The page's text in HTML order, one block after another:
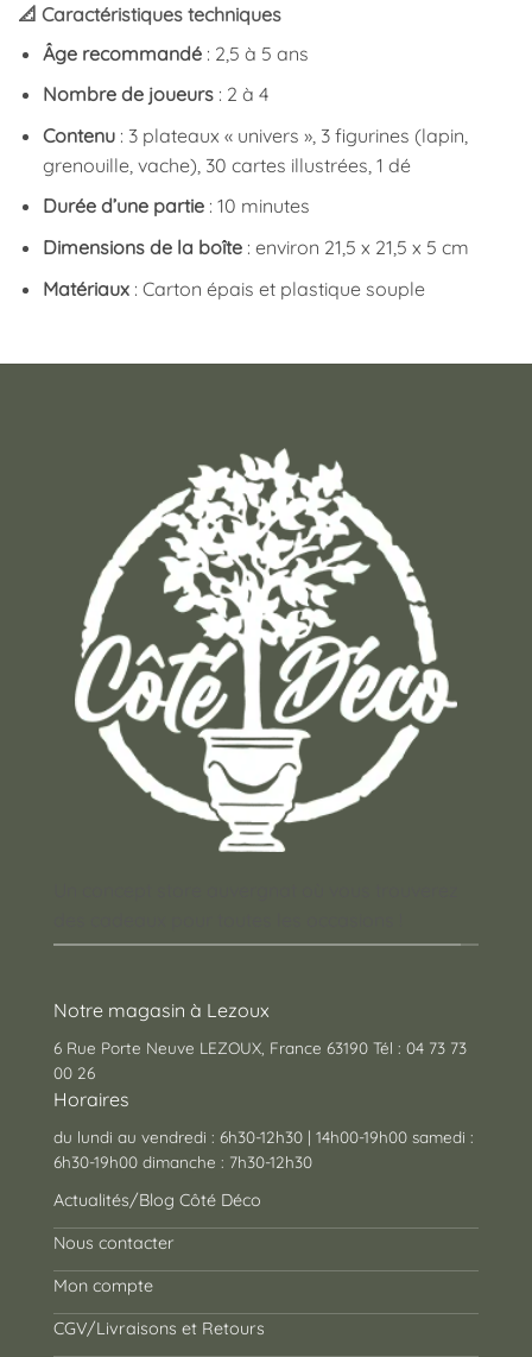
📐 Caractéristiques techniques
Âge recommandé: 2,5 à 5 ans
Nombre de joueurs: 2 à 4
Contenu: 3 plateaux « univers », 3 figurines (lapin,
grenouille, vache), 30 cartes illustrées, 1 dé
Durée d’une partie: 10 minutes
Dimensions de la boîte: environ 21,5 x 21,5 x 5 cm
Matériaux: Carton épais et plastique souple
Notre magasin à Lezoux
6 Rue Porte Neuve LEZOUX, France 63190 Tél : 04 73 73
00 26
Horaires
du lundi au vendredi : 6h30-12h30 | 14h00-19h00 samedi :
6h30-19h00 dimanche : 7h30-12h30
Actualités/Blog Côté Déco
Nous contacter
Mon compte
CGV/Livraisons et Retours